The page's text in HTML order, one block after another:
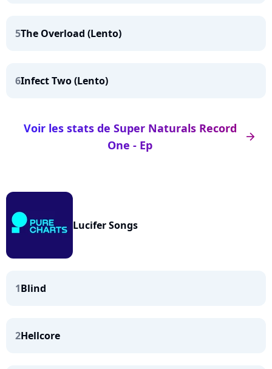
5The Overload (Lento)
6Infect Two (Lento)
arrow_right
Voir les stats de Super Naturals Record
One - Ep
Lucifer Songs
1Blind
2Hellcore